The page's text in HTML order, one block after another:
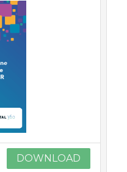
DOWNLOAD